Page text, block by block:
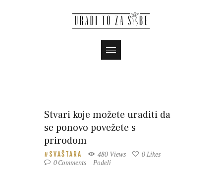
Stvari koje možete uraditi da
se ponovo povežete s
prirodom
SVAŠTARA 480 Views 0 Likes
0Comments Podeli